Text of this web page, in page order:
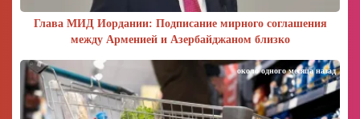
Глава МИД Иордании: Подписание мирного соглашения
между Арменией и Азербайджаном близко
около одного месяца назад